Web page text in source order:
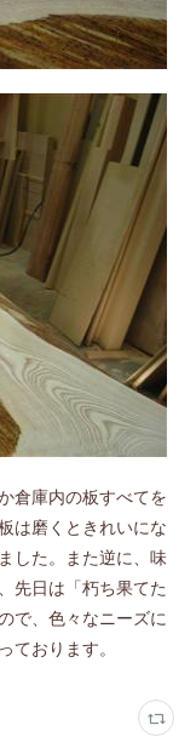
倉庫内の板すべてを
は磨くときれいにな
した。また逆に、味
先日は「朽ち果てた
で、色々なニーズに
ております。